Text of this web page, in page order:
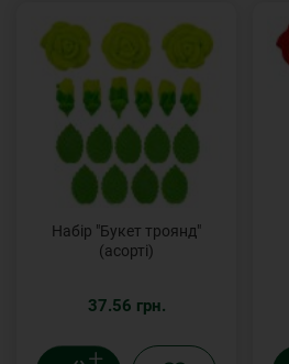
Набір "Букет троянд"
(асорті)
37.56 грн.